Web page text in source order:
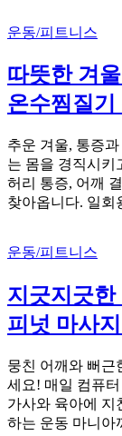
운동/피트니스
따뜻한 겨
온수찜질
추운 겨울, 통증
는 몸을 경직시키
허리 통증, 어깨
찾아옵니다. 일
운동/피트니스
지긋지긋한
피넛 마사
뭉친 어깨와 뻐근
세요! 매일 컴퓨
가사와 육아에 지
하는 운동 마니